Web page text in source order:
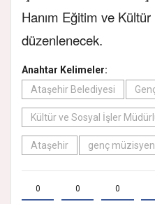
Hanım Eğitim ve
düzenlenecek.
Anahtar Kelimeler:
Ataşehir Belediyesi
Kültür ve Sosyal İşler
Ataşehir genç
0 0 0